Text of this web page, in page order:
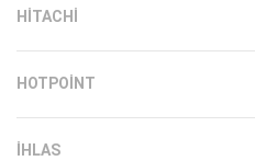
HITACHI
HOTPOINT
IHLAS